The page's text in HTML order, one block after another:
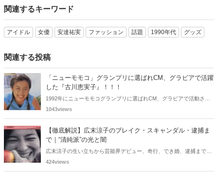
関連するキーワード
アイドル 女優 安達祐実 ファッション 話題 1990年代 グッズ
関連する投稿
「ニューモモコ」グランプリに選ばれCM、グラビアで活躍
した『古川恵実子』！！！
1992年にニューモモコグランプリに選ばれCM、グラビアで活動され
ていた古川恵実子さん。2010年3月頃まではラジオDJを担当されてい
みました。
1043views
【徹底解説】広末涼子のブレイク・スキャンダル・逮捕ま
で｜“清純派”の光と闇
広末涼子の生い立ちから芸能界デビュー、奇行、でき婚、逮捕までを
詳しく解説。同世代女優との比較やキャリアの転落の真相に迫りま
424views